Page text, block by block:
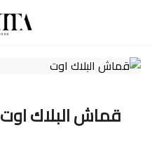
قماش البلاك اوت